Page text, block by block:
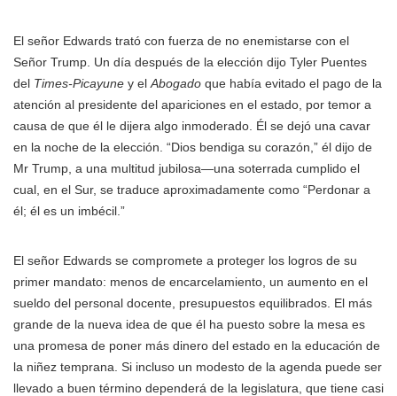
El señor Edwards trató con fuerza de no enemistarse con el
Señor Trump. Un día después de la elección dijo Tyler Puentes
del Times-Picayune y el Abogado que había evitado el pago de la
atención al presidente del apariciones en el estado, por temor a
causa de que él le dijera algo inmoderado. Él se dejó una cavar
en la noche de la elección. “Dios bendiga su corazón,” él dijo de
Mr Trump, a una multitud jubilosa—una soterrada cumplido el
cual, en el Sur, se traduce aproximadamente como “Perdonar a
él; él es un imbécil.”
El señor Edwards se compromete a proteger los logros de su
primer mandato: menos de encarcelamiento, un aumento en el
sueldo del personal docente, presupuestos equilibrados. El más
grande de la nueva idea de que él ha puesto sobre la mesa es
una promesa de poner más dinero del estado en la educación de
la niñez temprana. Si incluso un modesto de la agenda puede ser
llevado a buen término dependerá de la legislatura, que tiene casi